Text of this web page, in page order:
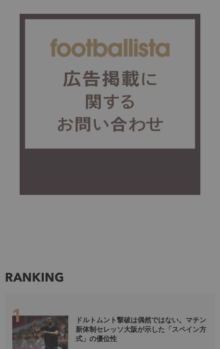
RANKING
ドルトムント撃破は偶然ではない。マチン
新体制セレッソ大阪が示した「スペイン方
式」の優位性